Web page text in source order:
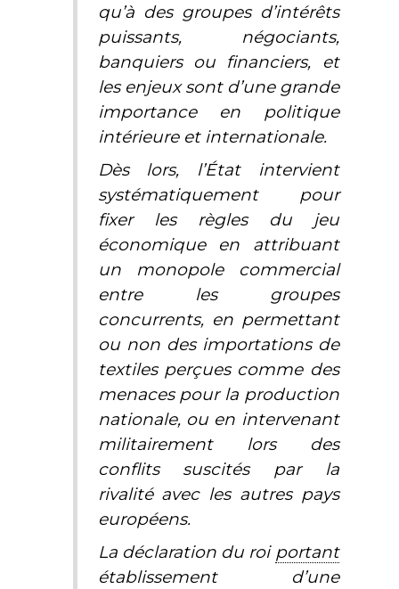
qu’à des groupes d’intérêts
puissants, négociants,
banquiers ou financiers, et
les enjeux sont d’une grande
importance en politique
intérieure et internationale.
Dès lors, l’État intervient
systématiquement pour
fixer les règles du jeu
économique en attribuant
un monopole commercial
entre les groupes
concurrents, en permettant
ou non des importations de
textiles perçues comme des
menaces pour la production
nationale, ou en intervenant
militairement lors des
conflits suscités par la
rivalité avec les autres pays
européens.
La déclaration du roi portant
établissement d’une